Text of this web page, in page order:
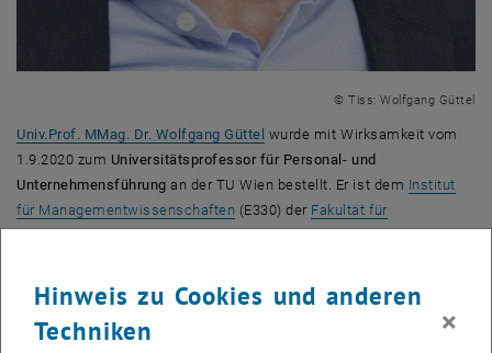
© Tiss: Wolfgang Güttel
Univ.Prof. MMag. Dr. Wolfgang Güttel , öffnet eine externe URL in
wurde mit Wirksamkeit vom
1.9.2020 zum Universitätsprofessor für Personal- und
Unternehmensführung an der TU Wien bestellt. Er ist dem Institut
für Managementwissenschaften (E330) der Fakultät für
, öffnet in einem neuen
Continuing Education
an der TU Wien.
Lebenslauf:
Wolfgang Güttel studierte Wirtschafts-​ und
Hinweis zu Cookies und anderen
Techniken
×